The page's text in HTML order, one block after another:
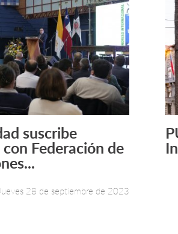
Leer más +
suscribe
Federación de
28 de septiembre de 2023